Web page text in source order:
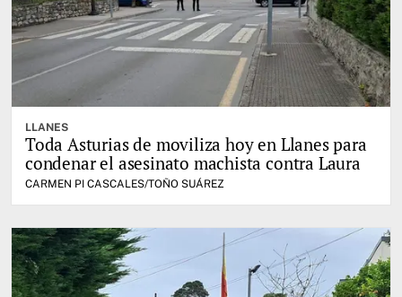
LLANES
Toda Asturias de moviliza hoy en Llanes para
condenar el asesinato machista contra Laura
CARMEN PI CASCALES/TOÑO SUÁREZ